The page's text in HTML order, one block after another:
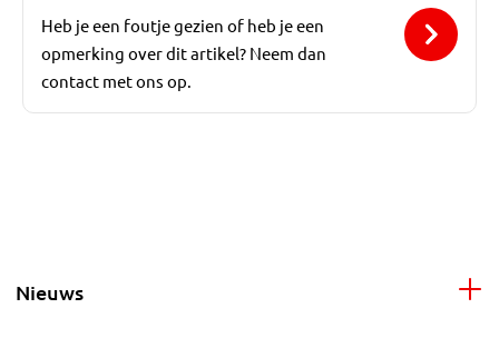
Heb je een foutje gezien of heb je een
opmerking over dit artikel? Neem dan
contact met ons op.
Nieuws